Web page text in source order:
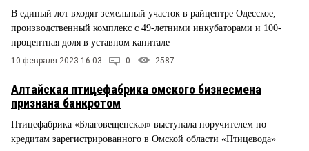
В единый лот входят земельный участок в райцентре Одесское,
производственный комплекс с 49-летними инкубаторами и 100-
процентная доля в уставном капитале
10 февраля 2023 16:03 0 2587
Алтайская птицефабрика омского бизнесмена
признана банкротом
Птицефабрика «Благовещенская» выступала поручителем по
кредитам зарегистрированного в Омской области «Птицевода»